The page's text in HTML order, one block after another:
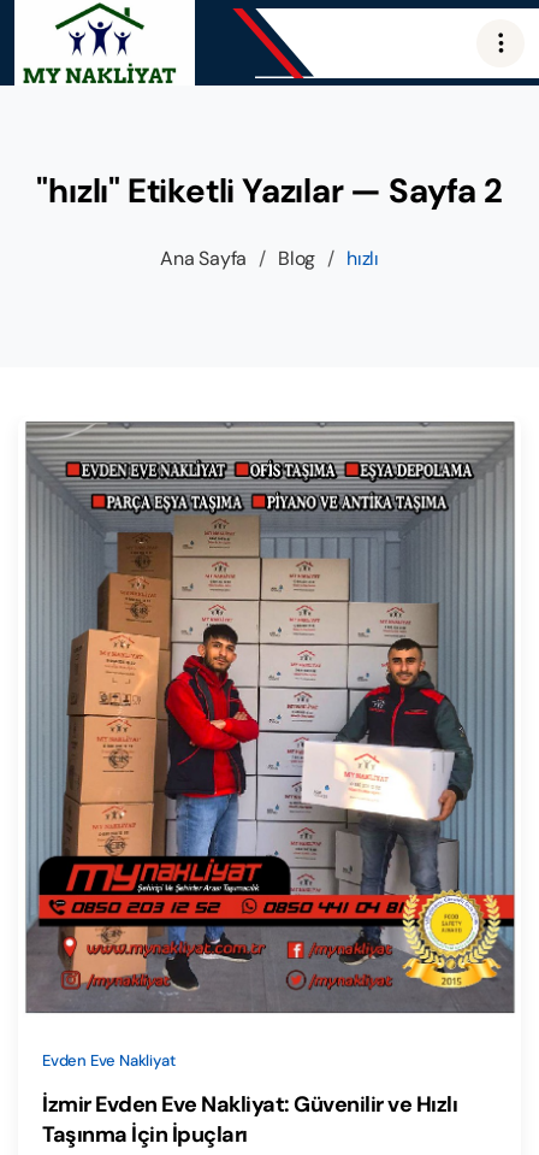
"hızlı" Etiketli Yazılar — Sayfa 2
Ana Sayfa / Blog / hızlı
Evden Eve Nakliyat
İzmir Evden Eve Nakliyat: Güvenilir ve Hızlı
Taşınma İçin İpuçları